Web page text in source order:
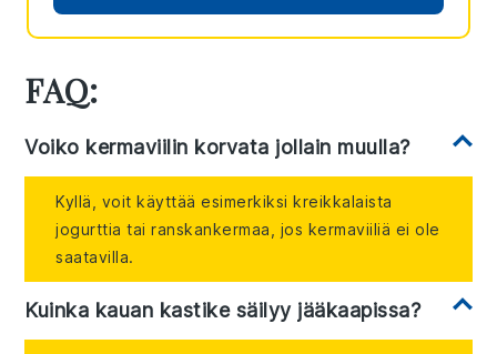
FAQ:
Voiko kermaviilin korvata jollain muulla?
Kyllä, voit käyttää esimerkiksi kreikkalaista
jogurttia tai ranskankermaa, jos kermaviiliä ei ole
saatavilla.
Kuinka kauan kastike säilyy jääkaapissa?